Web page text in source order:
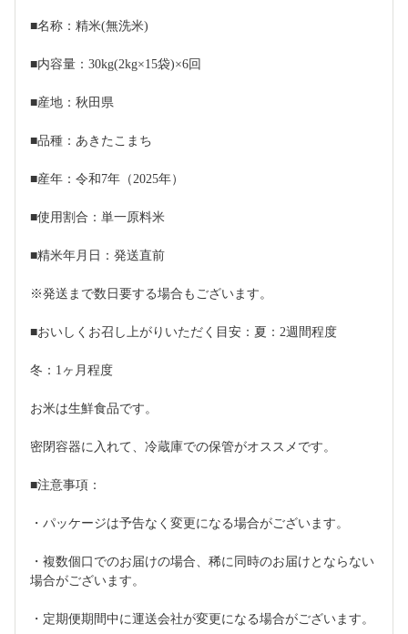
■名称：精米(無洗米)
■内容量：30kg(2kg×15袋)×6回
■産地：秋田県
■品種：あきたこまち
■産年：令和7年（2025年）
■使用割合：単一原料米
■精米年月日：発送直前
※発送まで数日要する場合もございます。
■おいしくお召し上がりいただく目安：夏：2週間程度
冬：1ヶ月程度
お米は生鮮食品です。
密閉容器に入れて、冷蔵庫での保管がオススメです。
■注意事項：
・パッケージは予告なく変更になる場合がございます。
・複数個口でのお届けの場合、稀に同時のお届けとならない
場合がございます。
・定期便期間中に運送会社が変更になる場合がございます。